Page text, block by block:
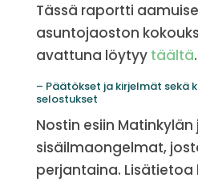
Tässä raportti
asuntojaoston
avattuna löytyy täältä.
– Päätökset ja kirjelmät sekä
selostukset
Nostin esiin
sisäilmaongelmat,
perjantaina. Lisätietoa